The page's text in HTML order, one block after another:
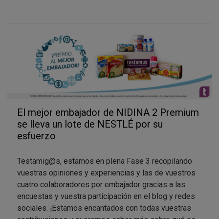
Hasta ahora
hemos recopilado ya unos cuantos
testimonios que nos encantangracias a los
embajadores de la primera campaña y a las que nos
estáis haciendo llegar.
opiniones, fotos y testimonios! Recuerda que el
foto-concurso se cierra el 24 de Agosto, este
incluido. ¡No lo dejes para última hora!
encantando, ¡son de lo más originales y divertidas!
¿Te ha quedado algo en el tintero para contarle a
NIDINA*? ¿Qué parte de este proyecto te ha gustado
El mejor embajador de NIDINA 2 Premium
se lleva un lote de NESTLÉ por su
esfuerzo
Testamig@s, estamos en plena Fase 3 recopilando
vuestras opiniones y experiencias y las de vuestros
cuatro colaboradores por embajador gracias a las
encuestas y vuestra participación en el blog y redes
sociales. ¡Estamos encantados con todas vuestras